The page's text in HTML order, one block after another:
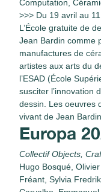
Computation,
>>> Du 19 avril au
L’École gratuite de
Jean Bardin comme
manufactures de
artistes aux arts du
l’ESAD (École
susciter l’innovation
dessin. Les oeuvres
vivant de Jean
Europa
Collectif Objects,
Hugo Bosqué,
Fréant, Sylvia